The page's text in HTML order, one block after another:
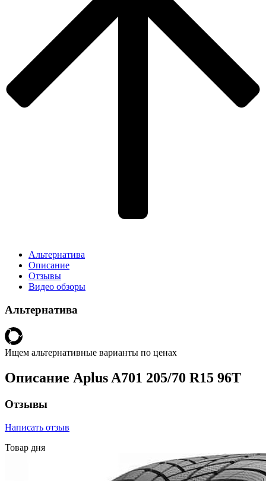
Альтернатива
Описание
Отзывы
Видео обзоры
Альтернатива
Ищем альтернативные варианты по ценах
Описание Aplus A701 205/70 R15 96T
Отзывы
Написать отзыв
Товар дня